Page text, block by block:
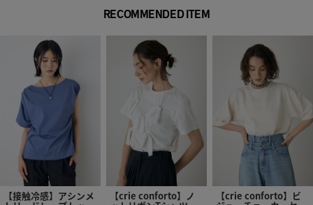
RECOMMENDED ITEM
【接触冷感】アシンメ 【crie conforto】ノ 【crie conforto】ビ